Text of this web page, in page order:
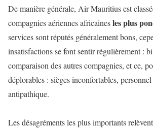
De manière générale, Air Mauritius est
compagnies aériennes africainesles plus
services sont réputés généralement bons,
insatisfactions se font sentir régulièrement :
comparaison des autres compagnies, et ce,
déplorables : sièges inconfortables,
antipathique.
Les désagréments les plus importants